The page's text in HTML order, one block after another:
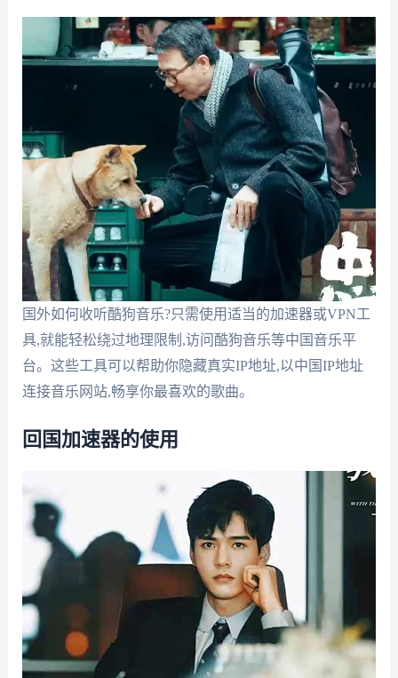
国外如何收听酷狗音乐?只需使用适当的加速器或VPN工
具,就能轻松绕过地理限制,访问酷狗音乐等中国音乐平
台。这些工具可以帮助你隐藏真实IP地址,以中国IP地址
连接音乐网站,畅享你最喜欢的歌曲。
回国加速器的使用